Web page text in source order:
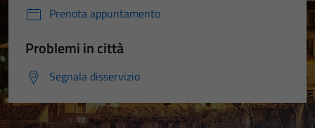
Prenota appuntamento
Problemi in città
Segnala disservizio